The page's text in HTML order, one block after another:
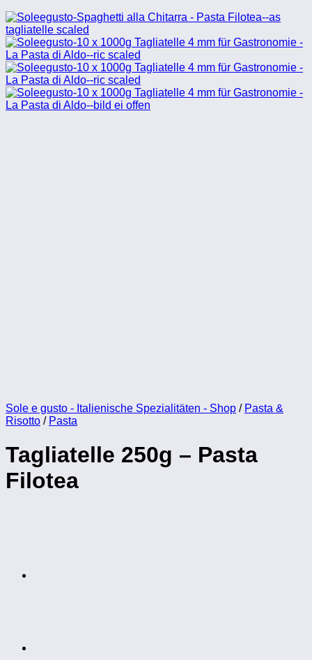
Sole e gusto - Italienische Spezialitäten - Shop / Pasta &
Risotto / Pasta
Tagliatelle 250g – Pasta
Filotea